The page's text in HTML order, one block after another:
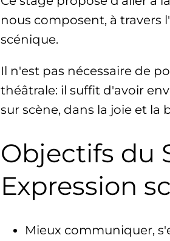
nous composent, à travers
scénique.
Il n'est pas nécessaire de
théâtrale: il suffit d'avoir
sur scène, dans la joie et la
Objectifs du
Expression
Mieux communiquer,